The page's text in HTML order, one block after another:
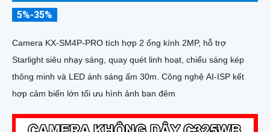
5%-35%
Camera KX-SM4P-PRO tích hợp 2 ống kính 2MP, hỗ trợ
Starlight siêu nhạy sáng, quay quét linh hoạt, chiếu sáng kép
thông minh và LED ánh sáng ấm 30m. Công nghệ AI-ISP kết
hợp cảm biến lớn tối ưu hình ảnh ban đêm